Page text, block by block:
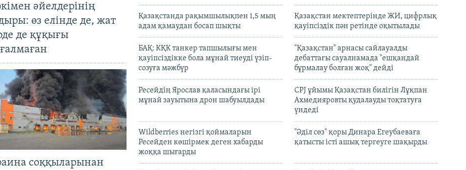
әйелдерінің
өз елінде де, жат
де құқығы
соққыларынан
Қазақстанда рақымшылықпен 1,5 мың
адам қамаудан босап шықты
Қазақстан мектептерінде ЖИ, цифрлық
қауіпсіздік пән ретінде оқытылады
БАҚ: КҚК танкер тапшылығы мен
қауіпсіздікке бола мұнай тиеуді үзіп-
созуға мәжбүр
"Қазақстан" арнасы сайлауалды
дебаттағы сауалнамада "ешқандай
бұрмалау болған жоқ" дейді
Ресейдің Ярослав қаласындағы ірі
мұнай зауытына дрон шабуылдады
CPJ ұйымы Қазақстан билігін Лұқпан
Ахмедияровты қудалауды тоқтатуға
үндеді
Wildberries негізгі қоймаларын
Ресейден көшірмек деген хабарды
жоққа шығарды
"Әділ сөз" қоры Динара Егеубаеваға
қатысты істі ашық тергеуге шақырды